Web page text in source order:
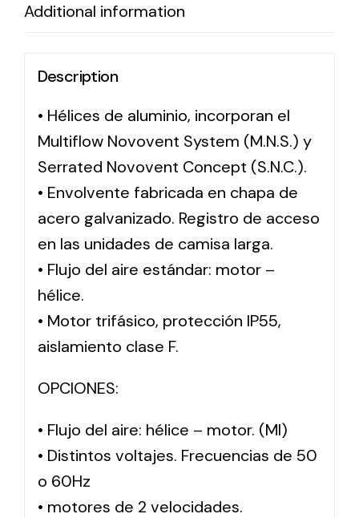
Additional information
Description
• Hélices de aluminio, incorporan el
Multiflow Novovent System (M.N.S.) y
Serrated Novovent Concept (S.N.C.).
• Envolvente fabricada en chapa de
acero galvanizado. Registro de acceso
en las unidades de camisa larga.
• Flujo del aire estándar: motor –
hélice.
• Motor trifásico, protección IP55,
aislamiento clase F.
OPCIONES:
• Flujo del aire: hélice – motor. (MI)
• Distintos voltajes. Frecuencias de 50
o 60Hz
• motores de 2 velocidades.